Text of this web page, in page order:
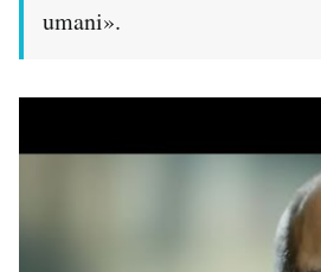
umani».